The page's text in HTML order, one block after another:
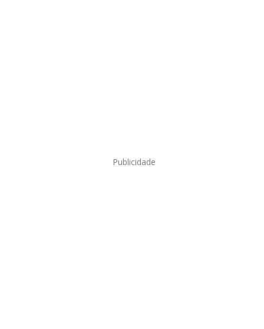
Publicidade